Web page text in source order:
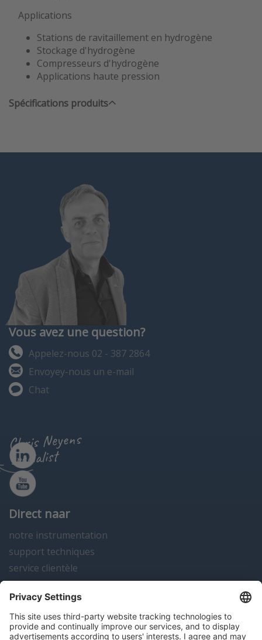
Applications
Stations de ravitaillement en hydrogène
Stockage d'hydrogène
Compresseurs d'hydrogène
Applications haute pression
Spécifications produits
Vous avez une question?
Appelez-nous 02 - 387 2864
Envoyey-nous un e-mail
Chat
Chris Neyens
specialist
Direct naar
notre instrumentation
support techniques
service clientèle
actualités
contact